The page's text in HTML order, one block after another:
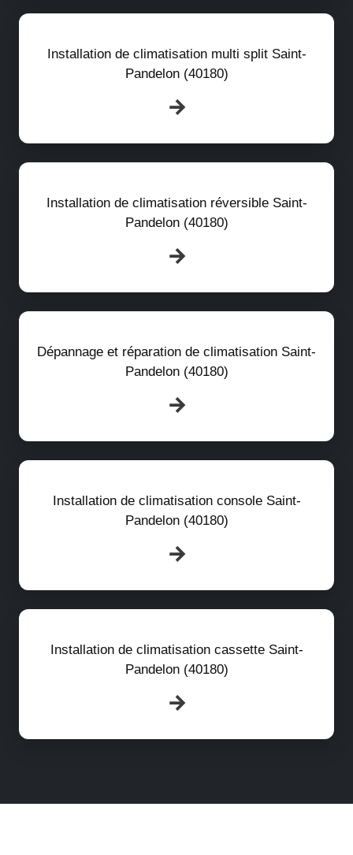
Installation de climatisation multi split Saint-
Pandelon (40180)
Installation de climatisation réversible Saint-
Pandelon (40180)
Dépannage et réparation de climatisation Saint-
Pandelon (40180)
Installation de climatisation console Saint-
Pandelon (40180)
Installation de climatisation cassette Saint-
Pandelon (40180)